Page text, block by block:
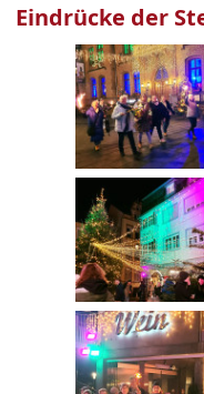
Eindrücke der